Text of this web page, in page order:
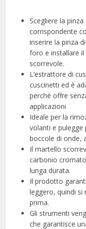
Scegliere la
corrispondente
inserire la pinza
foro e installare
scorrevole.
L’estrattore di
cuscinetti ed è
perché offre
applicazioni
Ideale per la
volanti e pulegge
boccole di onde,
Il martello
carbonio
lunga durata.
Il prodotto
leggero, quindi
prima.
Gli strumenti
che garantisce